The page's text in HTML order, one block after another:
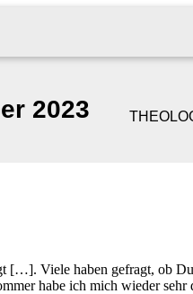
2023
Viele haben gefragt, ob
habe ich mich wieder